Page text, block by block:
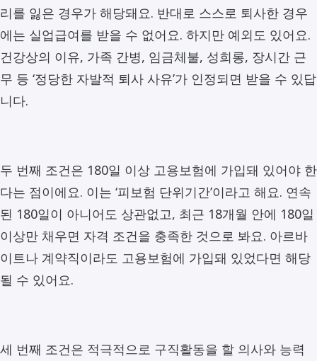
리를 잃은 경우가 해당돼요. 반대로 스스로 퇴사한 경우
에는 실업급여를 받을 수 없어요. 하지만 예외도 있어요.
건강상의 이유, 가족 간병, 임금체불, 성희롱, 장시간 근
무 등 ‘정당한 자발적 퇴사 사유’가 인정되면 받을 수 있답
니다.
두 번째 조건은 180일 이상 고용보험에 가입돼 있어야 한
다는 점이에요. 이는 ‘피보험 단위기간’이라고 해요. 연속
된 180일이 아니어도 상관없고, 최근 18개월 안에 180일
이상만 채우면 자격 조건을 충족한 것으로 봐요. 아르바
이트나 계약직이라도 고용보험에 가입돼 있었다면 해당
될 수 있어요.
세 번째 조건은 적극적으로 구직활동을 할 의사와 능력